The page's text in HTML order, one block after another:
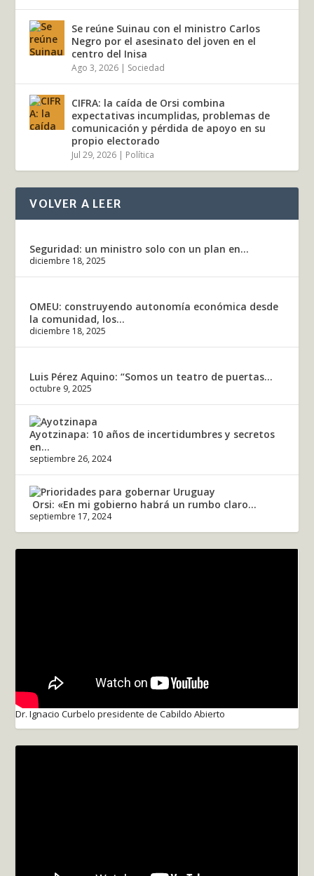
Se reúne Suinau con el ministro Carlos
Negro por el asesinato del joven en el
centro del Inisa
Ago 3, 2026 | Sociedad
CIFRA: la caída de Orsi combina
expectativas incumplidas, problemas de
comunicación y pérdida de apoyo en su
propio electorado
Jul 29, 2026 | Política
VOLVER A LEER
Seguridad: un ministro solo con un plan en...
diciembre 18, 2025
OMEU: construyendo autonomía económica desde
la comunidad, los...
diciembre 18, 2025
Luis Pérez Aquino: “Somos un teatro de puertas...
octubre 9, 2025
Ayotzinapa: 10 años de incertidumbres y secretos
en...
septiembre 26, 2024
Orsi: «En mi gobierno habrá un rumbo claro...
septiembre 17, 2024
Dr. Ignacio Curbelo presidente de Cabildo Abierto